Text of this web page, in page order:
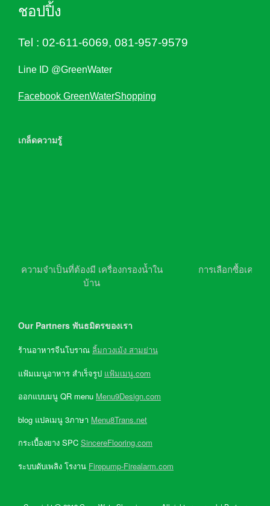
ชอปปิ้ง
Tel : 02-611-6069, 081-957-9579
Line ID @GreenWater
Facebook GreenWaterShopping
เกล็ดความรู้
ความจำเป็นที่ต้องมี เครื่องกรองน้ำใน
บ้าน
การเลือกซื้อเครื่อ
Our Partners พันธมิตรของเรา
ร้านอาหารจีนโบราณ ลิ้มกวงเม้ง สามย่าน
แฟ้มเมนูอาหาร สำเร็จรูป แฟ้มเมนู.com
ออกแบบมนู QR menu Menu9Design.com
blog แปลเมนู 3ภาษา Menu8Trans.net
กระเบื้องยาง SPC SincereFlooring.com
ระบบดับเพลิง โรงาน Firepump-Firealarm.com